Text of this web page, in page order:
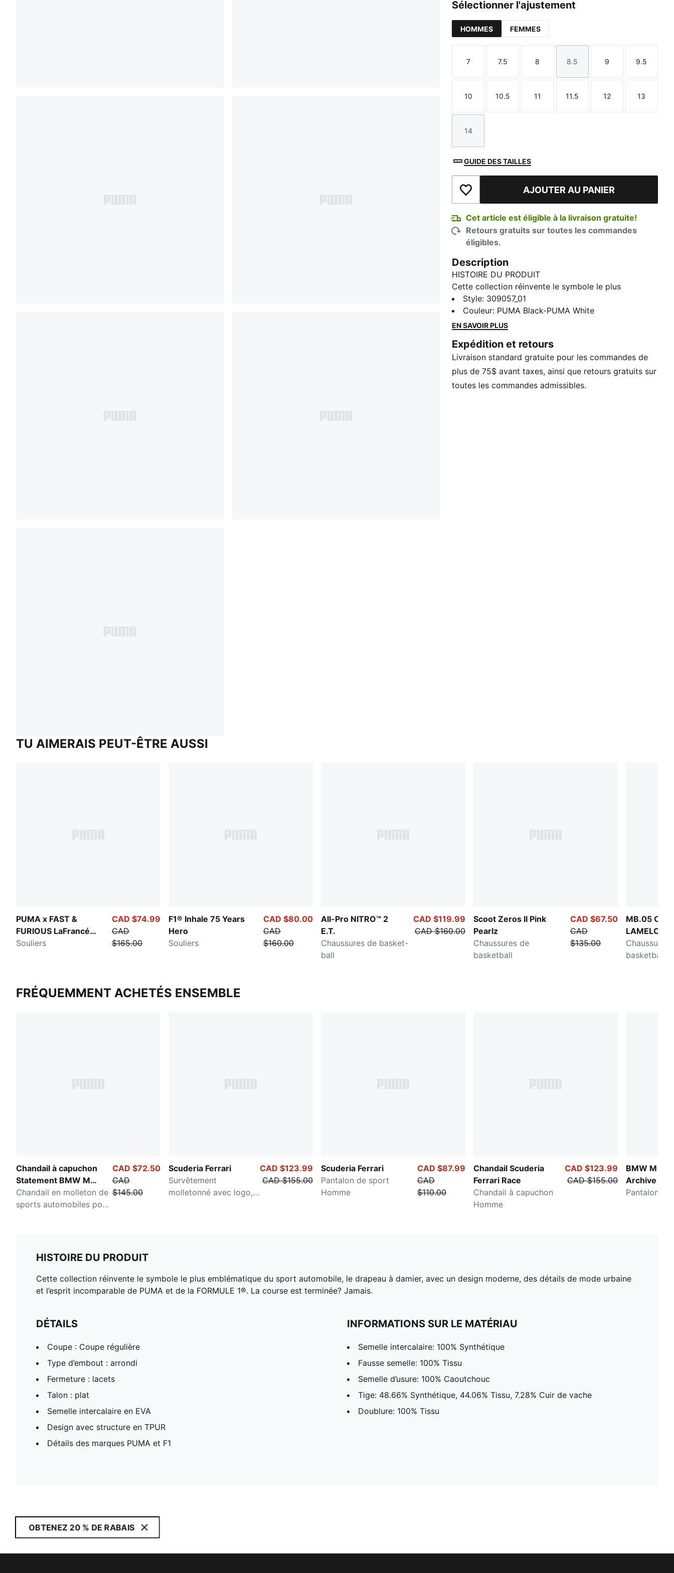
Sélectionner l'ajustement
HOMMES FEMMES
Taille
7
Taille
7.5
Taille
8
Taille
8.5
Taille
9
Taille
9.5
Taille
10
Taille
10.5
Taille
11
Taille
11.5
Taille
12
Taille
13
Taille
14
GUIDE DES TAILLES
Ajouter à la liste de souhaits
AJOUTER AU PANIER
Cet article est éligible à la livraison gratuite!
Retours gratuits sur toutes les commandes
éligibles.
Description
HISTOIRE DU PRODUIT
Cette collection réinvente le symbole le plus
emblématique du sport automobile, le drapeau à
damier, avec un design moderne, des détails de mode
urbaine et l’esprit incomparable de PUMA et de la
DÉTAILS
Coupe : Coupe régulière
Type d’embout : arrondi
Fermeture : lacets
Style: 309057_01
Couleur: PUMA Black-PUMA White
EN SAVOIR PLUS
Expédition et retours
Livraison standard gratuite pour les commandes de
plus de 75$ avant taxes, ainsi que retours gratuits sur
toutes les commandes admissibles.
TU AIMERAIS PEUT-ÊTRE AUSSI
PUMA x FAST &
FURIOUS LaFrancé
RNR LA
Souliers
CAD $74.99
CAD
$165.00
F1® Inhale 75 Years
Hero
Souliers
CAD $80.00
CAD
$160.00
All-Pro NITRO™ 2
E.T.
Chaussures de basket-
ball
CAD $119.99
CAD $160.00
Scoot Zeros II Pink
Pearlz
Chaussures de
basketball
CAD $67.50
CAD
$135.00
MB.05 CNY
LAMELO
MB.05
Chaussures
basketball
FRÉQUEMMENT ACHETÉS ENSEMBLE
Chandail à capuchon
Statement BMW M
Motorsport
Chandail en molleton de
sports automobiles pour
CAD $72.50
CAD
$145.00
Scuderia Ferrari
Survêtement
molletonné avec logo,
CAD $123.99
CAD $155.00
Scuderia Ferrari
Pantalon de sport
Homme
CAD $87.99
CAD
$110.00
Chandail Scuderia
Ferrari Race
Chandail à capuchon
Homme
CAD $123.99
CAD $155.00
BMW M
Archive
Pantalon
HISTOIRE DU PRODUIT
Cette collection réinvente le symbole le plus emblématique du sport automobile, le drapeau à damier, avec un design moderne, des détails de mode urbaine
et l’esprit incomparable de PUMA et de la FORMULE 1®. La course est terminée? Jamais.
DÉTAILS
Coupe : Coupe régulière
Type d’embout : arrondi
Fermeture : lacets
Talon : plat
Semelle intercalaire en EVA
Design avec structure en TPUR
Détails des marques PUMA et F1
INFORMATIONS SUR LE MATÉRIAU
Semelle intercalaire: 100% Synthétique
Fausse semelle: 100% Tissu
Semelle d’usure: 100% Caoutchouc
Tige: 48.66% Synthétique, 44.06% Tissu, 7.28% Cuir de vache
Doublure: 100% Tissu
OBTENEZ 20 % DE RABAIS